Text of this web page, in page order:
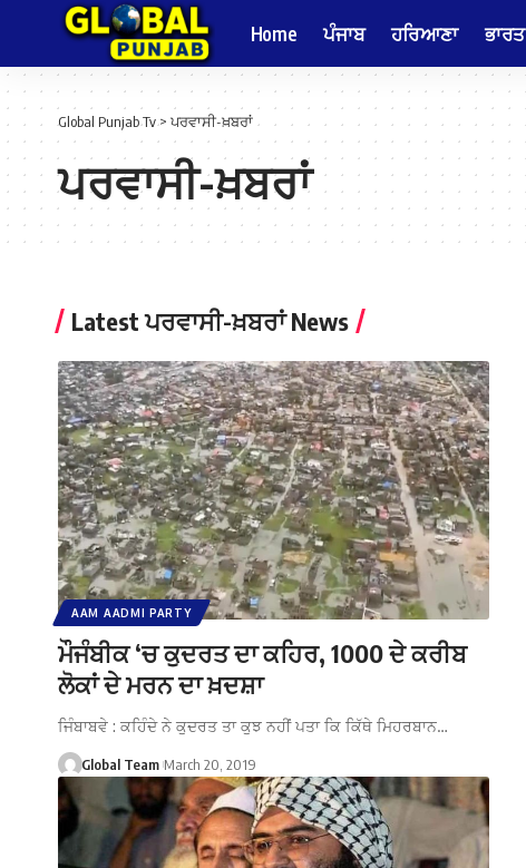
Home ਪੰਜਾਬ ਹਰਿਆਣਾ ਭਾਰਤ
Global Punjab Tv> ਪਰਵਾਸੀ-ਖ਼ਬਰਾਂ
ਪਰਵਾਸੀ-ਖ਼ਬਰਾਂ
Latest ਪਰਵਾਸੀ-ਖ਼ਬਰਾਂ News
AAM AADMI PARTY
ਮੌਜੰਬੀਕ ‘ਚ ਕੁਦਰਤ ਦਾ ਕਹਿਰ, 1000 ਦੇ ਕਰੀਬ
ਲੋਕਾਂ ਦੇ ਮਰਨ ਦਾ ਖ਼ਦਸ਼ਾ
ਜਿੰਬਾਬਵੇ : ਕਹਿੰਦੇ ਨੇ ਕੁਦਰਤ ਤਾ ਕੁਝ ਨਹੀਂ ਪਤਾ ਕਿ ਕਿੱਥੇ ਮਿਹਰਬਾਨ…
Global Team March 20, 2019